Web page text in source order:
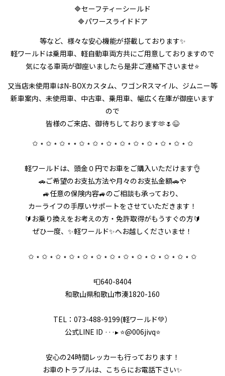
🔷セーフティーシールド
🔷パワースライドドア
等など、様々な安心機能が搭載しております✨
軽ワールドは乗用車、軽自動車両方共にご用意しておりますので
気になる車両が御座いましたら是非ご連絡下さいませ⭐
又当店未使用車はN-BOXカスタム、ワゴンRスマイル、ジムニー等
新車案内、未使用車、中古車、乗用車、幅広く在庫が御座います
ので
皆様のご来店、御待ちしております🫶🌷😉
✩ ⋆ ✩ ⋆ ✩ ⋆ ⋆ ✩ ⋆ ✩ ⋆ ✩ ⋆ ✩ ⋆ ✩ ⋆ ✩ ⋆ ✩ ⋆ ✩ ⋆ ✩
軽ワールドは、頭金０円でお車をご購入いただけます👌
🚗ご希望のお支払方法や月々のお支払金額🚗や
🚙任意の保険内容🚙のご相談も承っており、
カーライフの手厚いサポートをさせていただきます！
🔰お乗り換えをお考えの方・免許取得がもうすぐの方🔰
ぜひ一度、✨軽ワールド✨へお越しくださいませ！
✩ ⋆ ✩ ⋆ ✩ ⋆ ✩ ⋆ ✩ ⋆ ✩ ⋆ ✩ ⋆ ✩ ⋆ ✩ ⋆ ✩ ⋆ ✩ ⋆ ✩ ⋆ ✩
📮640-8404
和歌山県和歌山市湊1820-160
TEL：073-488-9199(軽ワールド💚）
公式LINE ID ···▸ ⭐️@006jivq⭐️
安心の24時間レッカーも行っております！
お車のトラブルは、こちらにお電話下さい✨